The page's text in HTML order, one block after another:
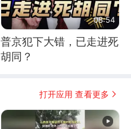
08:54
普京犯下大错，已走进死
胡同？
打开应用 查看更多